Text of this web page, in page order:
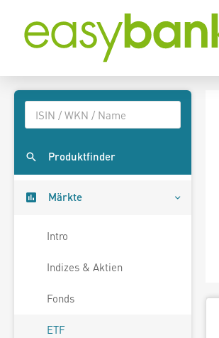
Produktfinder
Märkte
Intro
Indizes & Aktien
Fonds
ETF